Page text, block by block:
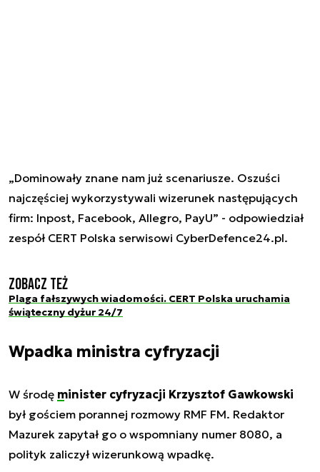
„Dominowały znane nam już scenariusze. Oszuści
najczęściej wykorzystywali wizerunek następujących
firm: Inpost, Facebook, Allegro, PayU” - odpowiedział
zespół CERT Polska serwisowi CyberDefence24.pl.
Zobacz też
Plaga fałszywych wiadomości. CERT Polska uruchamia
świąteczny dyżur 24/7
Wpadka ministra cyfryzacji
W środę minister cyfryzacji Krzysztof Gawkowski
był gościem porannej rozmowy RMF FM. Redaktor
Mazurek zapytał go o wspomniany numer 8080, a
polityk zaliczył wizerunkową wpadkę.